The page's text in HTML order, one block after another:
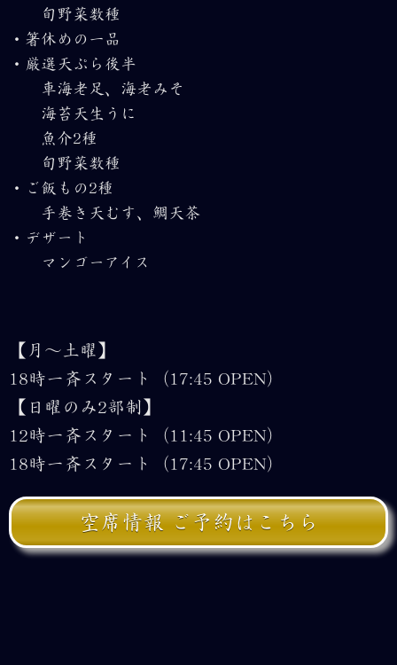
旬野菜数種
・箸休めの一品
・厳選天ぷら後半
車海老足、海老みそ
海苔天生うに
魚介2種
旬野菜数種
・ご飯もの2種
手巻き天むす、鯛天茶
・デザート
マンゴーアイス
【月～土曜】
18時一斉スタート（17:45 OPEN）
【日曜のみ2部制】
12時一斉スタート（11:45 OPEN）
18時一斉スタート（17:45 OPEN）
空席情報 ご予約はこちら